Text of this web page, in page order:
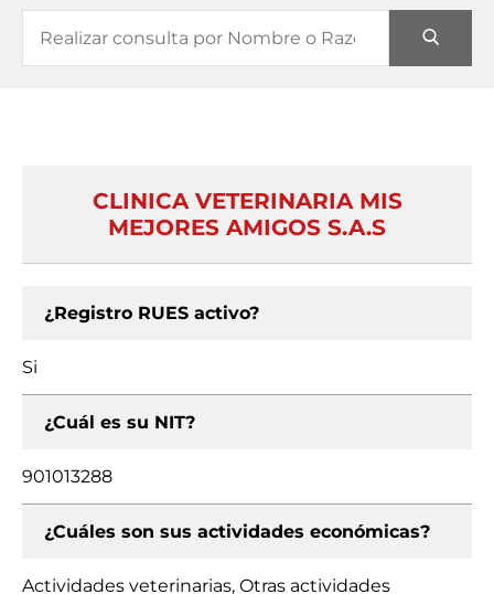
CLINICA VETERINARIA MIS
MEJORES AMIGOS S.A.S
¿Registro RUES activo?
Si
¿Cuál es su NIT?
901013288
¿Cuáles son sus actividades económicas?
Actividades veterinarias, Otras actividades